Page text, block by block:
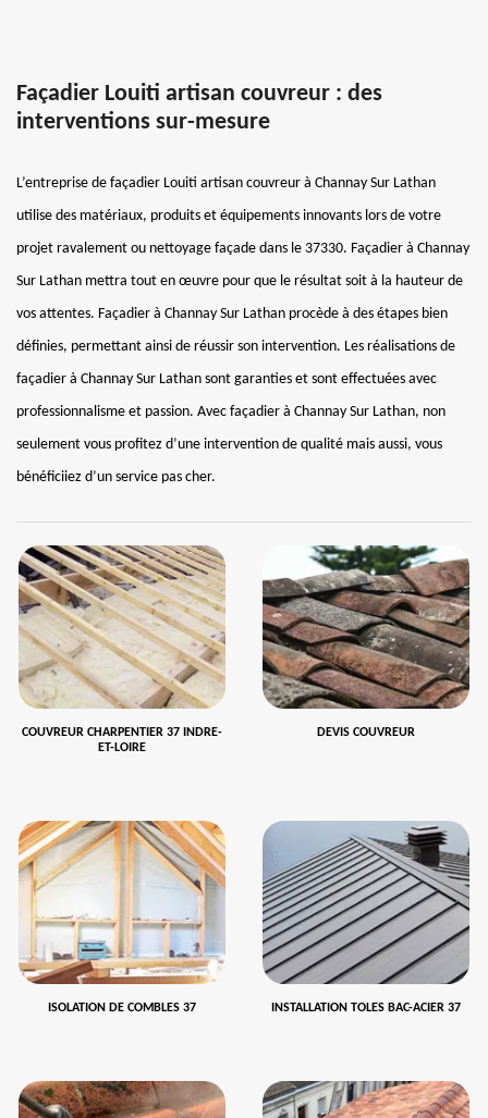
Façadier Louiti artisan couvreur : des
interventions sur-mesure
L’entreprise de façadier Louiti artisan couvreur à Channay Sur Lathan
utilise des matériaux, produits et équipements innovants lors de votre
projet ravalement ou nettoyage façade dans le 37330. Façadier à Channay
Sur Lathan mettra tout en œuvre pour que le résultat soit à la hauteur de
vos attentes. Façadier à Channay Sur Lathan procède à des étapes bien
définies, permettant ainsi de réussir son intervention. Les réalisations de
façadier à Channay Sur Lathan sont garanties et sont effectuées avec
professionnalisme et passion. Avec façadier à Channay Sur Lathan, non
seulement vous profitez d’une intervention de qualité mais aussi, vous
bénéficiiez d’un service pas cher.
COUVREUR CHARPENTIER 37 INDRE-
ET-LOIRE
DEVIS COUVREUR
ISOLATION DE COMBLES 37 INSTALLATION TOLES BAC-ACIER 37